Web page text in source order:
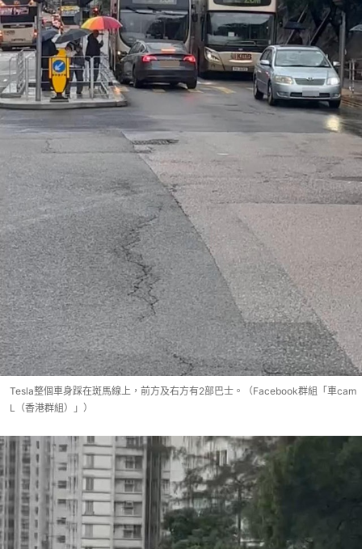
Tesla整個車身踩在斑馬線上，前方及右方有2部巴士。（Facebook群組「車cam
L（香港群組）」）